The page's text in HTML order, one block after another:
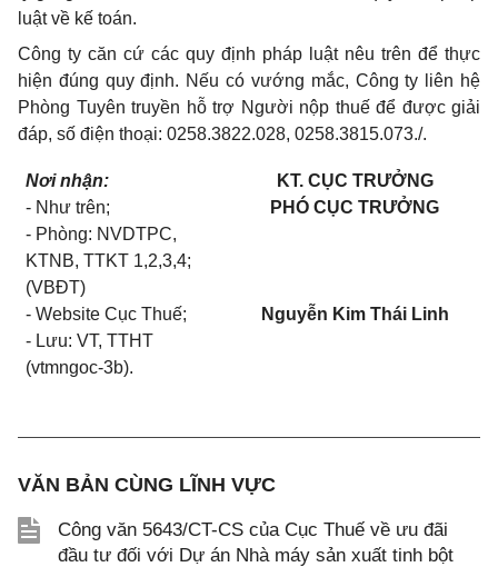
luật về kế toán.
Công ty căn cứ các quy định pháp luật nêu trên để thực
hiện đúng quy định. Nếu có vướng mắc, Công ty liên hệ
Phòng Tuyên truyền hỗ trợ Người nộp thuế để được giải
đáp, số điện thoại: 0258.3822.028, 0258.3815.073./.
Nơi nhận:
- Như trên;
- Phòng: NVDTPC,
KTNB, TTKT 1,2,3,4;
(VBĐT)
- Website Cục Thuế;
- Lưu: VT, TTHT
(vtmngoc-3b).
KT. CỤC TRƯỞNG
PHÓ CỤC TRƯỞNG
Nguyễn Kim Thái Linh
VĂN BẢN CÙNG LĨNH VỰC
Công văn 5643/CT-CS của Cục Thuế về ưu đãi
đầu tư đối với Dự án Nhà máy sản xuất tinh bột